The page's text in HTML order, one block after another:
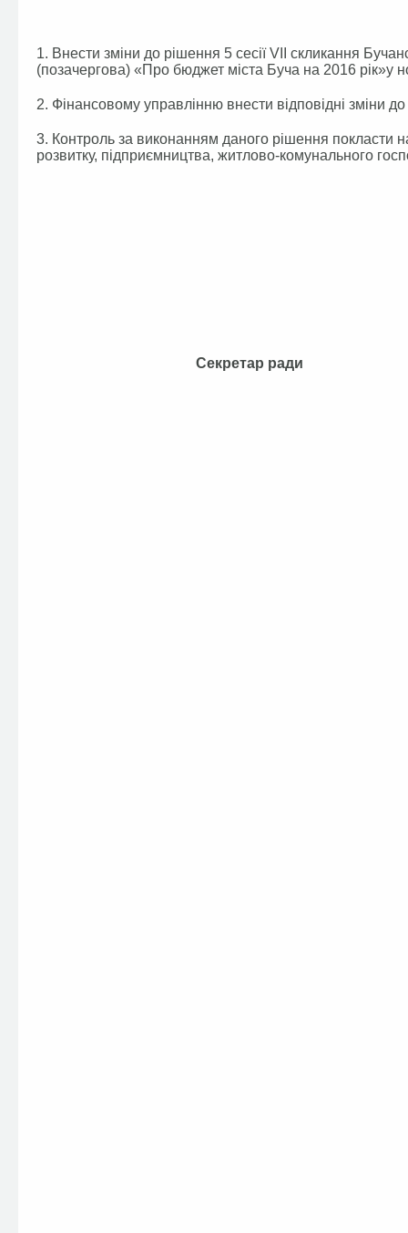
1. Внести зміни до рішення 5 сесії VІI скликання
(позачергова) «Про бюджет міста Буча на 2016 рік»у
2. Фінансовому управлінню внести відповідні зміни
3. Контроль за виконанням даного рішення покласти
розвитку, підприємництва, житлово-комунального
Секретар